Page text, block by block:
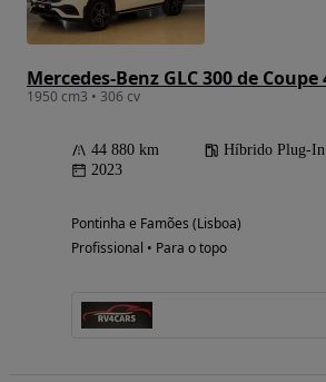
1950 cm3 • 306 cv
44 880 km Híbrido Plug-In
2023
Pontinha e Famões (Lisboa)
Profissional • Para o topo